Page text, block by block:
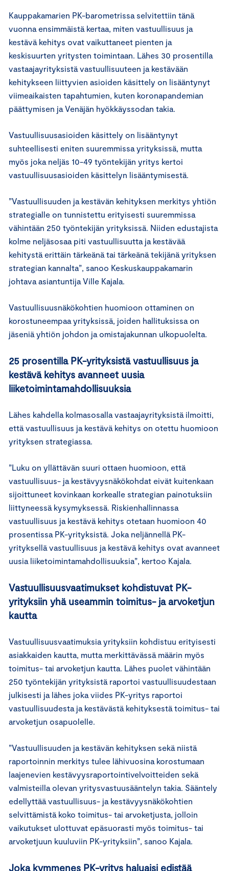
Kauppakamarien PK-barometrissa selvitettiin tänä
vuonna ensimmäistä kertaa, miten vastuullisuus ja
kestävä kehitys ovat vaikuttaneet pienten ja
keskisuurten yritysten toimintaan. Lähes 30 prosentilla
vastaajayrityksistä vastuullisuuteen ja kestävään
kehitykseen liittyvien asioiden käsittely on lisääntynyt
viimeaikaisten tapahtumien, kuten koronapandemian
päättymisen ja Venäjän hyökkäyssodan takia.
Vastuullisuusasioiden käsittely on lisääntynyt
suhteellisesti eniten suuremmissa yrityksissä, mutta
myös joka neljäs 10-49 työntekijän yritys kertoi
vastuullisuusasioiden käsittelyn lisääntymisestä.
”Vastuullisuuden ja kestävän kehityksen merkitys yhtiön
strategialle on tunnistettu erityisesti suuremmissa
vähintään 250 työntekijän yrityksissä. Niiden edustajista
kolme neljäsosaa piti vastuullisuutta ja kestävää
kehitystä erittäin tärkeänä tai tärkeänä tekijänä yrityksen
strategian kannalta”, sanoo Keskuskauppakamarin
johtava asiantuntija Ville Kajala.
Vastuullisuusnäkökohtien huomioon ottaminen on
korostuneempaa yrityksissä, joiden hallituksissa on
jäseniä yhtiön johdon ja omistajakunnan ulkopuolelta.
25 prosentilla PK-yrityksistä vastuullisuus ja
kestävä kehitys avanneet uusia
liiketoimintamahdollisuuksia
Lähes kahdella kolmasosalla vastaajayrityksistä ilmoitti,
että vastuullisuus ja kestävä kehitys on otettu huomioon
yrityksen strategiassa.
”Luku on yllättävän suuri ottaen huomioon, että
vastuullisuus- ja kestävyysnäkökohdat eivät kuitenkaan
sijoittuneet kovinkaan korkealle strategian painotuksiin
liittyneessä kysymyksessä. Riskienhallinnassa
vastuullisuus ja kestävä kehitys otetaan huomioon 40
prosentissa PK-yrityksistä. Joka neljännellä PK-
yrityksellä vastuullisuus ja kestävä kehitys ovat avanneet
uusia liiketoimintamahdollisuuksia”, kertoo Kajala.
Vastuullisuusvaatimukset kohdistuvat PK-
yrityksiin yhä useammin toimitus- ja arvoketjun
kautta
Vastuullisuusvaatimuksia yrityksiin kohdistuu erityisesti
asiakkaiden kautta, mutta merkittävässä määrin myös
toimitus- tai arvoketjun kautta. Lähes puolet vähintään
250 työntekijän yrityksistä raportoi vastuullisuudestaan
julkisesti ja lähes joka viides PK-yritys raportoi
vastuullisuudesta ja kestävästä kehityksestä toimitus- tai
arvoketjun osapuolelle.
”Vastuullisuuden ja kestävän kehityksen sekä niistä
raportoinnin merkitys tulee lähivuosina korostumaan
laajenevien kestävyysraportointivelvoitteiden sekä
valmisteilla olevan yritysvastuusääntelyn takia. Sääntely
edellyttää vastuullisuus- ja kestävyysnäkökohtien
selvittämistä koko toimitus- tai arvoketjusta, jolloin
vaikutukset ulottuvat epäsuorasti myös toimitus- tai
arvoketjuun kuuluviin PK-yrityksiin”, sanoo Kajala.
Joka kymmenes PK-yritys haluaisi edistää